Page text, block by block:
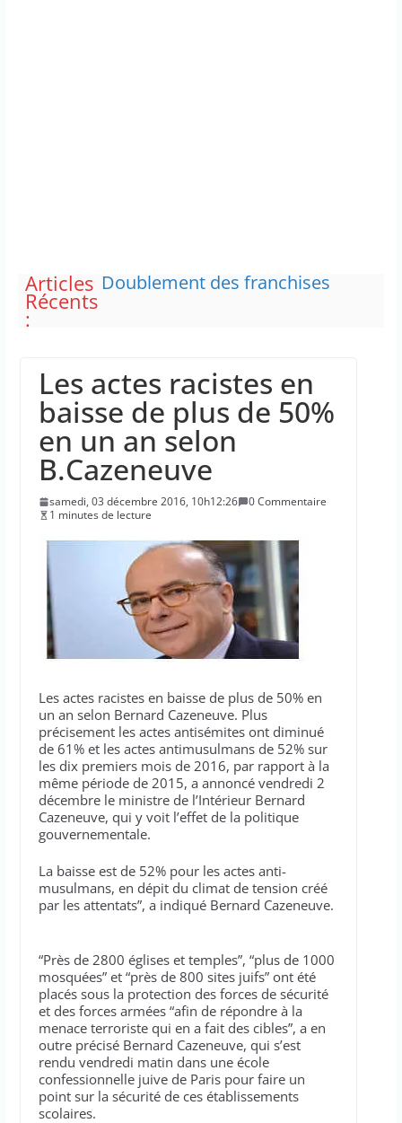
Articles
Récents
:
Doublement des franchises
Le maire de New York, dit qu’il
n’a pas la capacité juridique
d’arrêter Benyamin Nétanyahou
L’épidémie d’Ebola a entraîné
plus de 1 000 décès en RDC et en
Ouganda
La justice dit non à la chasse
“illimitée” aux sangliers
Les actes racistes en
baisse de plus de 50%
en un an selon
B.Cazeneuve
samedi, 03 décembre 2016, 10h12:26
0 Commentaire
1 minutes de lecture
Les actes racistes en baisse de plus de 50% en
un an selon Bernard Cazeneuve. Plus
précisement les actes antisémites ont diminué
de 61% et les actes antimusulmans de 52% sur
les dix premiers mois de 2016, par rapport à la
même période de 2015, a annoncé vendredi 2
décembre le ministre de l’Intérieur Bernard
Cazeneuve, qui y voit l’effet de la politique
gouvernementale.
La baisse est de 52% pour les actes anti-
musulmans, en dépit du climat de tension créé
par les attentats”, a indiqué Bernard Cazeneuve.
“Près de 2800 églises et temples”, “plus de 1000
mosquées” et “près de 800 sites juifs” ont été
placés sous la protection des forces de sécurité
et des forces armées “afin de répondre à la
menace terroriste qui en a fait des cibles”, a en
outre précisé Bernard Cazeneuve, qui s’est
rendu vendredi matin dans une école
confessionnelle juive de Paris pour faire un
point sur la sécurité de ces établissements
scolaires.